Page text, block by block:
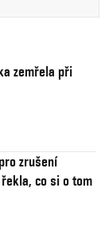
zemřela při
zrušení
co si o tom